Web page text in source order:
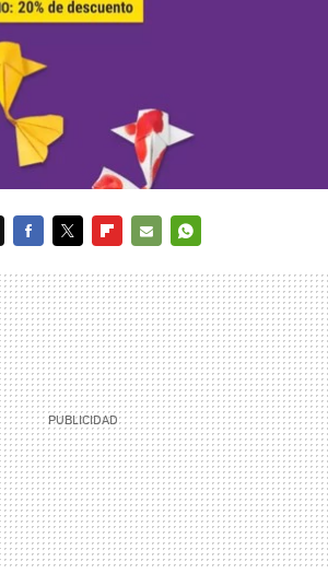
MAIL